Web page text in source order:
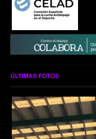
ÚLTIMAS FOTOS